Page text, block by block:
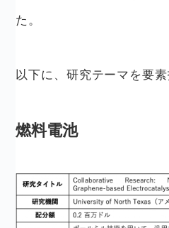
た。
以下に、研究テーマを要素
燃料電池